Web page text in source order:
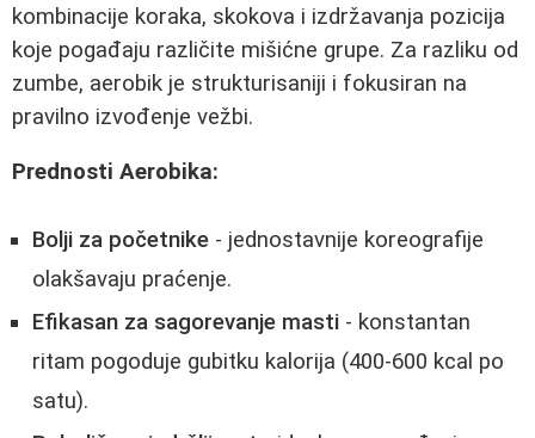
kombinacije koraka, skokova i izdržavanja pozicija
koje pogađaju različite mišićne grupe. Za razliku od
zumbe, aerobik je strukturisaniji i fokusiran na
pravilno izvođenje vežbi.
Prednosti Aerobika:
Bolji za početnike - jednostavnije koreografije
olakšavaju praćenje.
Efikasan za sagorevanje masti - konstantan
ritam pogoduje gubitku kalorija (400-600 kcal po
satu).